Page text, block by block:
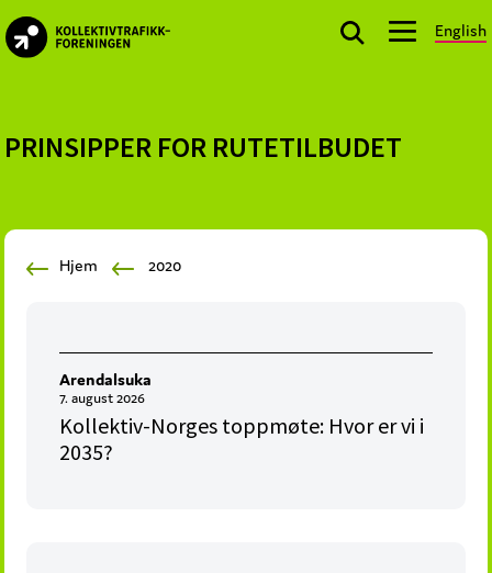
Skip
to
Skip
to
Skip
to
English
offentlige
kjøper
kollektivtrafikk-
mobilitetstjenester
PRINSIPPER FOR RUTETILBUDET
Hjem 2020
Arendalsuka
7. august 2026
Kollektiv-Norges toppmøte: Hvor er vi i
2035?